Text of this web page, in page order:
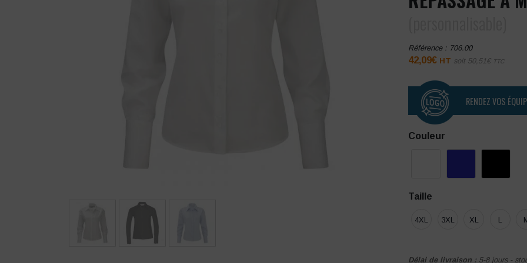
Référence : 706.00
42,09€ HT soit 50,51 € TTC
RENDEZ VOS
Couleur
Taille
4XL 3XL XL L
Délai de livraison : 5-8 jours -